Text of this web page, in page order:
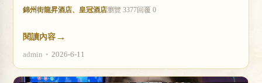
錦州街龍昇酒店、皇冠酒店瀏覽 3377回覆 0
閱讀內容 →
admin • 2026-6-11